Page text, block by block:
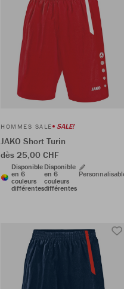
HOMMES SALE SALE!
JAKO Short Turin
dès 25,00 CHF
Disponible
en 6
couleurs
différentes
Disponible
en 6
couleurs
différentes